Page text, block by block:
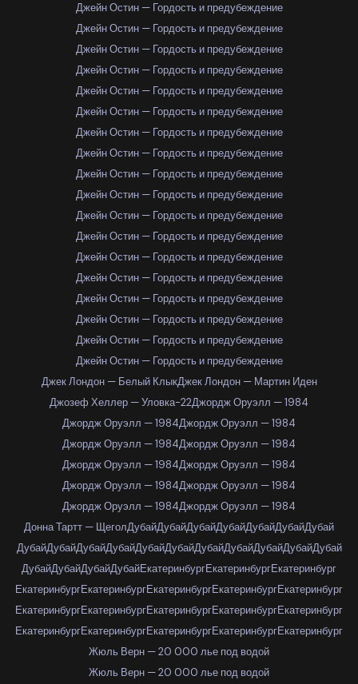
Джейн Остин — Гордость и предубеждение
Джейн Остин — Гордость и предубеждение
Джейн Остин — Гордость и предубеждение
Джейн Остин — Гордость и предубеждение
Джейн Остин — Гордость и предубеждение
Джейн Остин — Гордость и предубеждение
Джейн Остин — Гордость и предубеждение
Джейн Остин — Гордость и предубеждение
Джейн Остин — Гордость и предубеждение
Джейн Остин — Гордость и предубеждение
Джейн Остин — Гордость и предубеждение
Джейн Остин — Гордость и предубеждение
Джейн Остин — Гордость и предубеждение
Джейн Остин — Гордость и предубеждение
Джейн Остин — Гордость и предубеждение
Джейн Остин — Гордость и предубеждение
Джейн Остин — Гордость и предубеждение
Джейн Остин — Гордость и предубеждение
Джек Лондон — Белый КлыкДжек Лондон — Мартин Иден
Джозеф Хеллер — Уловка-22Джордж Оруэлл — 1984
Джордж Оруэлл — 1984Джордж Оруэлл — 1984
Джордж Оруэлл — 1984Джордж Оруэлл — 1984
Джордж Оруэлл — 1984Джордж Оруэлл — 1984
Джордж Оруэлл — 1984Джордж Оруэлл — 1984
Джордж Оруэлл — 1984Джордж Оруэлл — 1984
Донна Тартт — ЩеголДубайДубайДубайДубайДубайДубайДубай
ДубайДубайДубайДубайДубайДубайДубайДубайДубайДубайДубай
ДубайДубайДубайДубайЕкатеринбургЕкатеринбургЕкатеринбург
ЕкатеринбургЕкатеринбургЕкатеринбургЕкатеринбургЕкатеринбург
ЕкатеринбургЕкатеринбургЕкатеринбургЕкатеринбургЕкатеринбург
ЕкатеринбургЕкатеринбургЕкатеринбургЕкатеринбургЕкатеринбург
Жюль Верн — 20 000 лье под водой
Жюль Верн — 20 000 лье под водой